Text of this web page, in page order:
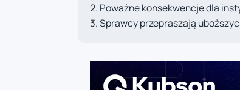
Poważne konsekwencje dla
Sprawcy przepraszają